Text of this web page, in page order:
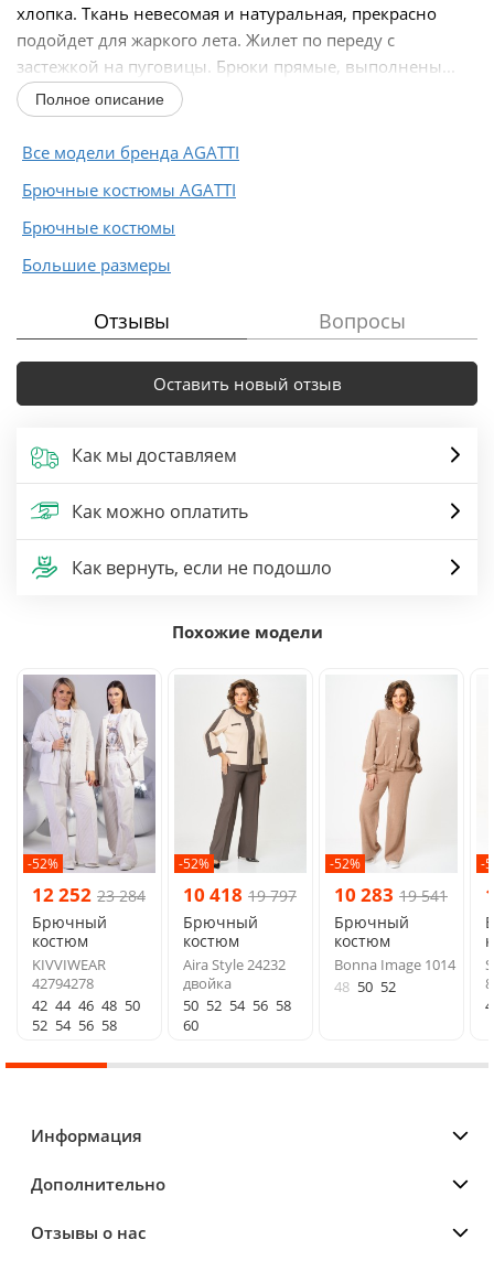
хлопка. Ткань невесомая и натуральная, прекрасно
подойдет для жаркого лета. Жилет по переду с
застежкой на пуговицы. Брюки прямые, выполнены...
Полное описание
Все модели бренда AGATTI
Брючные костюмы AGATTI
Брючные костюмы
Большие размеры
Отзывы Вопросы
Оставить новый отзыв
Как мы доставляем
Как можно оплатить
Как вернуть, если не подошло
Похожие модели
-52%
12 252 23 284
Брючный
костюм
KIVVIWEAR
42794278
42 44 46 48 50
52 54 56 58
-52%
10 418 19 797
Брючный
костюм
Aira Style 24232
двойка
50 52 54 56 58
60
-52%
10 283 19 541
Брючный
костюм
Bonna Image 1014
48 50 52
-
Информация
Дополнительно
Отзывы о нас